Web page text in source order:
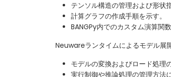
テンソル構造の管理および形状
計算グラフの作成手順を示す。
BANGPy内でのカスタム演算関
Neuwareランタイムによるモデル展
モデルの変換およびロード処理
実行制御や推論処理の管理方法